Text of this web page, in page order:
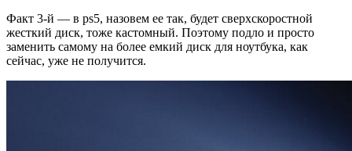
Факт 3-й — в ps5, назовем ее так, будет сверхскоростной
жесткий диск, тоже кастомный. Поэтому подло и просто
заменить самому на более емкий диск для ноутбука, как
сейчас, уже не получится.